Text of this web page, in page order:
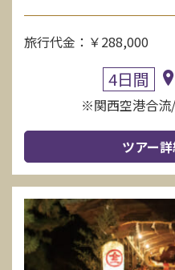
旅行代金：￥288,000
4日間
※関西空港合流
ツアー